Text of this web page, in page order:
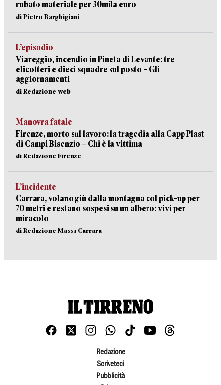
rubato materiale per 30mila euro
di Pietro Barghigiani
L’episodio
Viareggio, incendio in Pineta di Levante: tre
elicotteri e dieci squadre sul posto – Gli
aggiornamenti
di Redazione web
Manovra fatale
Firenze, morto sul lavoro: la tragedia alla Capp Plast
di Campi Bisenzio – Chi è la vittima
di Redazione Firenze
L’incidente
Carrara, volano giù dalla montagna col pick-up per
70 metri e restano sospesi su un albero: vivi per
miracolo
di Redazione Massa Carrara
Redazione
Scriveteci
Pubblicità